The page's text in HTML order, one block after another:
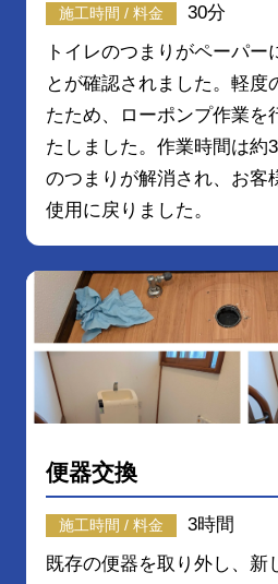
施工時間 / 料金
30分
トイレのつまりがペーパー
とが確認されました。軽度
たため、ローポンプ作業を
たしました。作業時間は約
のつまりが解消され、お客
使用に戻りました。
便器交換
施工時間 / 料金
3時間
既存の便器を取り外し、新